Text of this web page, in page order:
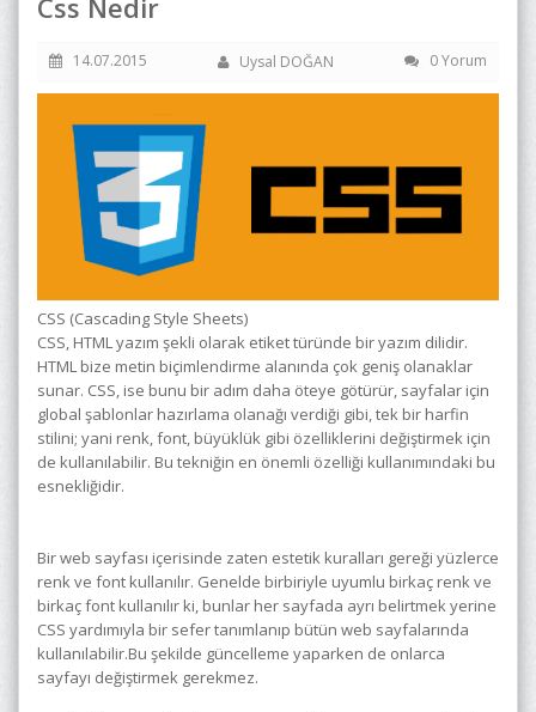
Css Nedir
14.07.2015 Uysal DOĞAN 0 Yorum
CSS (Cascading Style Sheets)
CSS, HTML yazım şekli olarak etiket türünde bir yazım dilidir.
HTML bize metin biçimlendirme alanında çok geniş olanaklar
sunar. CSS, ise bunu bir adım daha öteye götürür, sayfalar için
global şablonlar hazırlama olanağı verdiği gibi, tek bir harfin
stilini; yani renk, font, büyüklük gibi özelliklerini değiştirmek için
de kullanılabilir. Bu tekniğin en önemli özelliği kullanımındaki bu
esnekliğidir.
Bir web sayfası içerisinde zaten estetik kuralları gereği yüzlerce
renk ve font kullanılır. Genelde birbiriyle uyumlu birkaç renk ve
birkaç font kullanılır ki, bunlar her sayfada ayrı belirtmek yerine
CSS yardımıyla bir sefer tanımlanıp bütün web sayfalarında
kullanılabilir.Bu şekilde güncelleme yaparken de onlarca
sayfayı değiştirmek gerekmez.